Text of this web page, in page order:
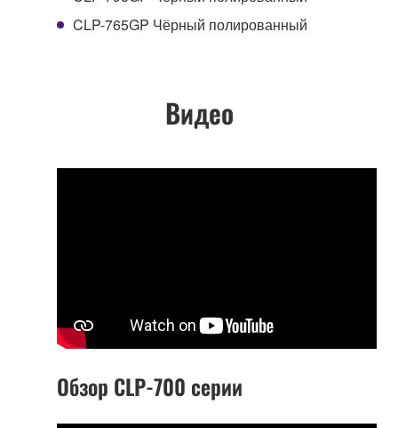
CLP-765GP Чёрный полированный
Видео
Обзор CLP-700 серии